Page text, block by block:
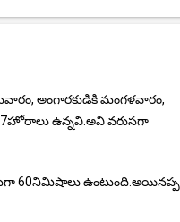
అంగారకుడికి మంగళవారం,
7హోరాలు ఉన్నవి.అవి వరుసగా